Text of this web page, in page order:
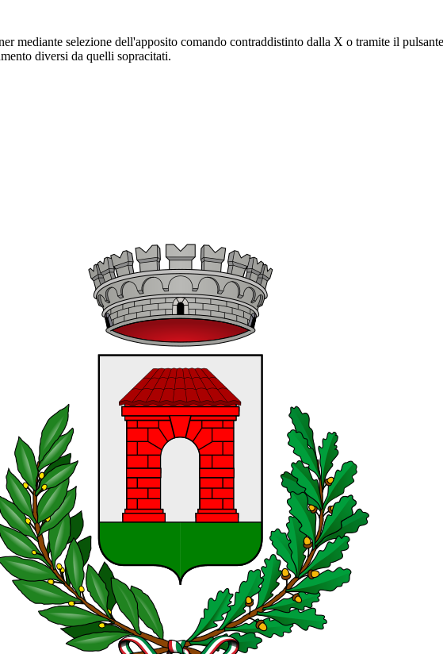
mediante selezione dell'apposito comando contraddistinto dalla X o tramite il
diversi da quelli sopracitati.